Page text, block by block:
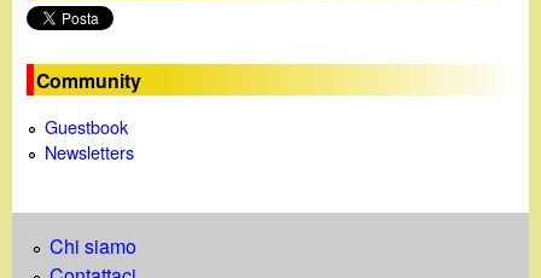
Community
Guestbook
Newsletters
Chi siamo